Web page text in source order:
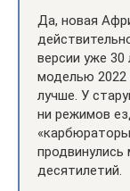
Да, новая
версии уже 30
моделью 2022
лучше. У
ни режимов
десятилетий.